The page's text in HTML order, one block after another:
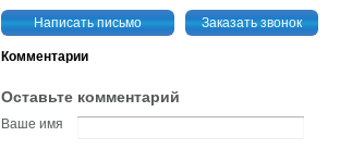
Написать письмо Заказать звонок
Комментарии
Оставьте комментарий
Ваше имя